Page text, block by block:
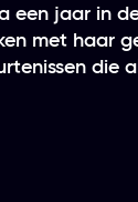
een jaar in
met haar
die